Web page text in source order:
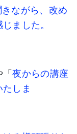
ながら、改め
ました。
「夜からの講座
しま